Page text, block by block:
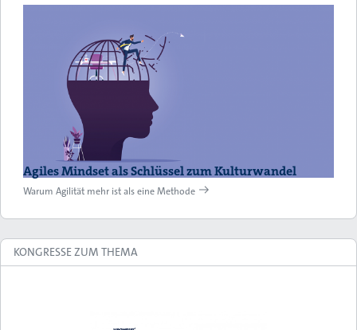
Agiles Mindset als Schlüssel zum Kulturwandel
Warum Agilität mehr ist als eine Methode
KONGRESSE ZUM THEMA